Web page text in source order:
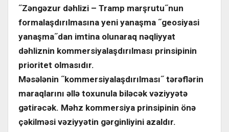
˝Zəngəzur dəhlizi – Tramp marşrutu˝nun
formalaşdırılmasına yeni yanaşma ˝geosiyasi
yanaşma˝dan imtina olunaraq nəqliyyat
dəhliznin kommersiyalaşdırılması prinsipinin
prioritet olmasıdır.
Məsələnin ˝kommersiyalaşdırılması˝ tərəflərin
maraqlarını əllə toxunula biləcək vəziyyətə
gətirəcək. Məhz kommersiya prinsipinin önə
çəkilməsi vəziyyətin gərginliyini azaldır.